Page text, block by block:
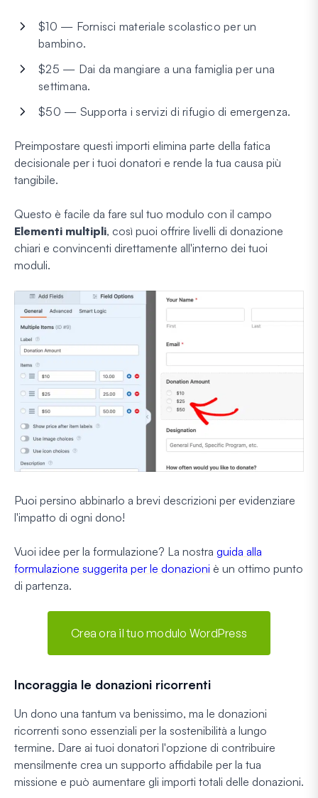
$10 — Fornisci materiale scolastico per un
bambino.
$25 — Dai da mangiare a una famiglia per una
settimana.
$50 — Supporta i servizi di rifugio di emergenza.
Preimpostare questi importi elimina parte della fatica
decisionale per i tuoi donatori e rende la tua causa più
tangibile.
Questo è facile da fare sul tuo modulo con il campo
Elementi multipli, così puoi offrire livelli di donazione
chiari e convincenti direttamente all'interno dei tuoi
moduli.
Puoi persino abbinarlo a brevi descrizioni per evidenziare
l'impatto di ogni dono!
Vuoi idee per la formulazione? La nostra guida alla
formulazione suggerita per le donazioni è un ottimo punto
di partenza.
Crea ora il tuo modulo WordPress
Incoraggia le donazioni ricorrenti
Un dono una tantum va benissimo, ma le donazioni
ricorrenti sono essenziali per la sostenibilità a lungo
termine. Dare ai tuoi donatori l'opzione di contribuire
mensilmente crea un supporto affidabile per la tua
missione e può aumentare gli importi totali delle donazioni.